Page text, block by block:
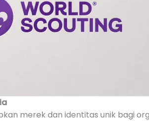
merek dan identitas unik bagi